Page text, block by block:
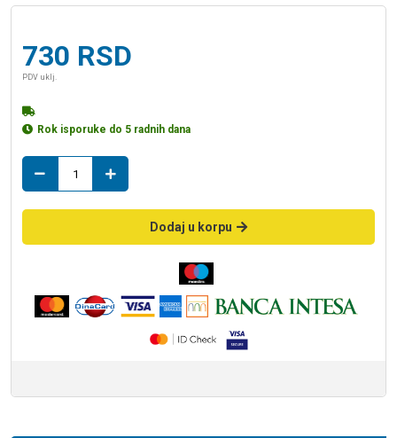
730 RSD
PDV uklj.
Rok isporuke do 5 radnih dana
110
pestan
Dodaj u korpu